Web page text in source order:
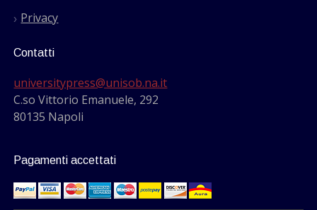
Privacy
Contatti
universitypress@unisob.na.it
C.so Vittorio Emanuele, 292
80135 Napoli
Pagamenti accettati